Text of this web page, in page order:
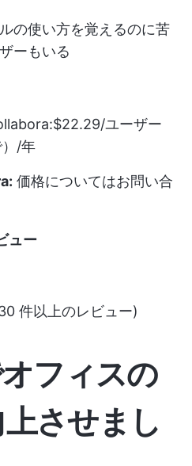
の使い方を覚えるのに苦
ーもいる
ユーザー
）/年
価格についてはお問い合
ュー
件以上のレビュー)
フィスの
させまし